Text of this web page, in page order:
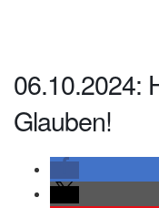
06.10.2024:
Glauben!